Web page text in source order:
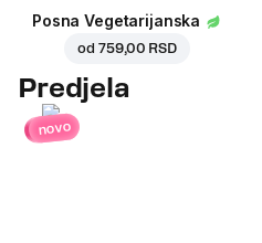
Posna Vegetarijanska
od 759,00 RSD
Predjela
novo